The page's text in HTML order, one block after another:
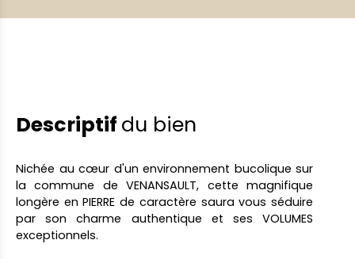
Descriptif du bien
Nichée au cœur d'un environnement bucolique sur
la commune de VENANSAULT, cette magnifique
longère en PIERRE de caractère saura vous séduire
par son charme authentique et ses VOLUMES
exceptionnels.